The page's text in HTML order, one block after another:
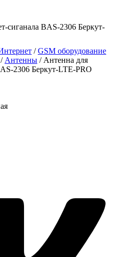
сиганала BAS-2306 Беркут-
/GSM оборудование
/ Антенны / Антенна для
2306 Беркут-LTE-PRO